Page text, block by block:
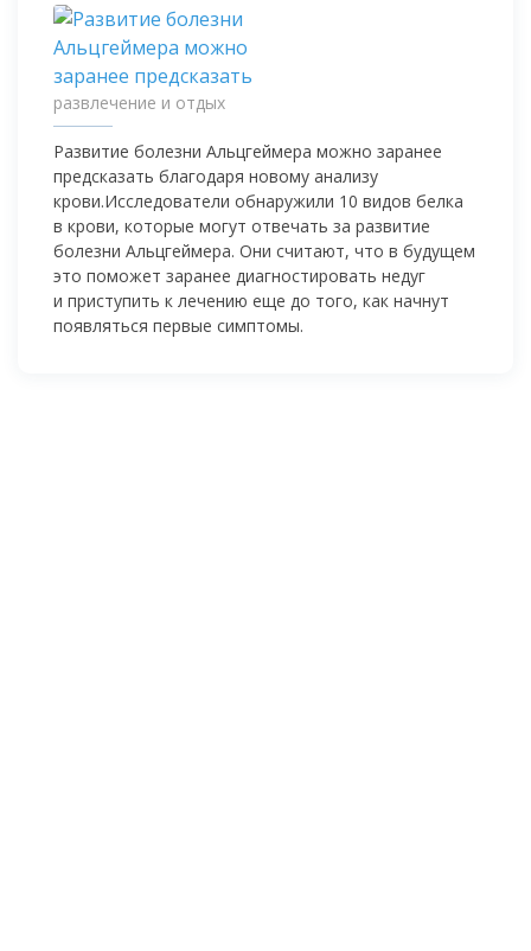
развлечение и отдых
Развитие болезни Альцгеймера можно заранее
предсказать благодаря новому анализу
крови.Исследователи обнаружили 10 видов белка
в крови, которые могут отвечать за развитие
болезни Альцгеймера. Они считают, что в будущем
это поможет заранее диагностировать недуг
и приступить к лечению еще до того, как начнут
появляться первые симптомы.